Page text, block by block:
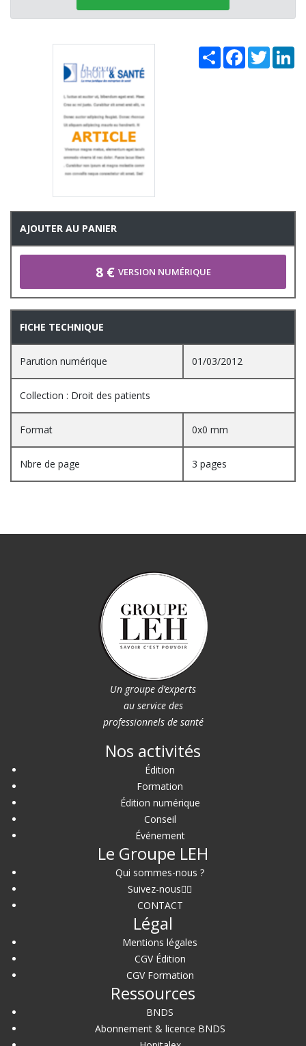
Share Facebook
Twitter
AJOUTER AU PANIER
8 € VERSION NUMÉRIQUE
FICHE TECHNIQUE
Parution numérique 01/03/2012
Collection : Droit des patients
Format 0x0 mm
Nbre de page 3 pages
Un groupe d’experts
au service des
professionnels de santé
Nos activités
Édition
Formation
Édition numérique
Conseil
Événement
Le Groupe LEH
Qui sommes-nous ?
Suivez-nous
CONTACT
Légal
Mentions légales
CGV Édition
CGV Formation
Ressources
BNDS
Abonnement & licence BNDS